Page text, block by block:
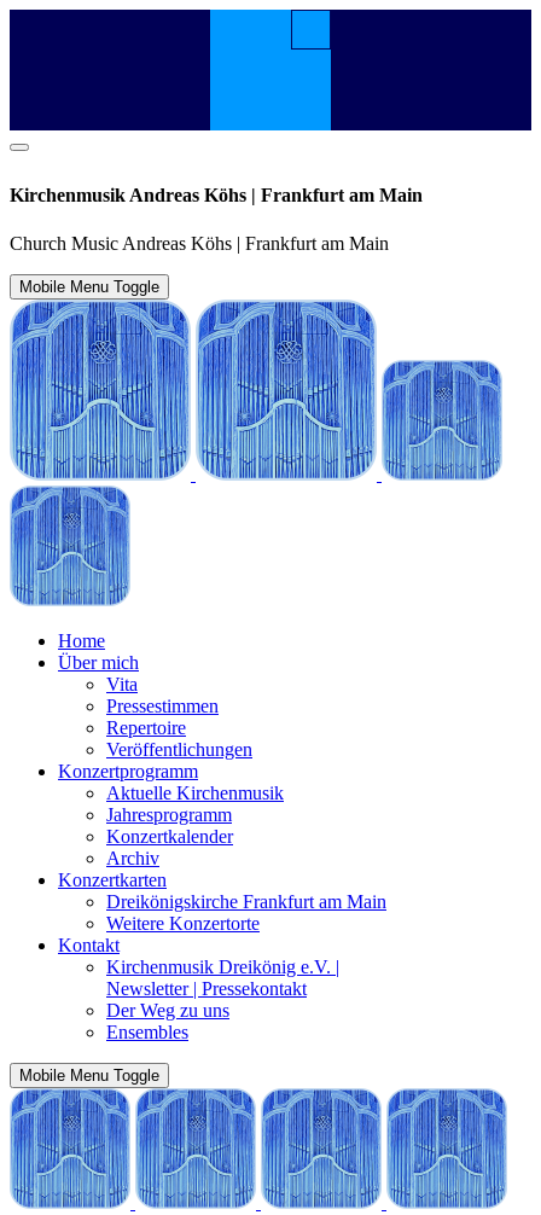
Kirchenmusik Andreas Köhs | Frankfurt am Main
Church Music Andreas Köhs | Frankfurt am Main
Mobile Menu Toggle
Home
Über mich
Vita
Pressestimmen
Repertoire
Veröffentlichungen
Konzertprogramm
Aktuelle Kirchenmusik
Jahresprogramm
Konzertkalender
Archiv
Konzertkarten
Dreikönigskirche Frankfurt am Main
Weitere Konzertorte
Kontakt
Kirchenmusik Dreikönig e.V. |
Newsletter | Pressekontakt
Der Weg zu uns
Ensembles
Mobile Menu Toggle